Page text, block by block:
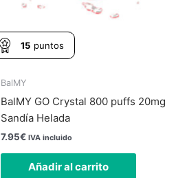
15 puntos
BalMY
BalMY GO Crystal 800 puffs 20mg
Sandía Helada
7.95€ IVA incluido
Añadir al carrito